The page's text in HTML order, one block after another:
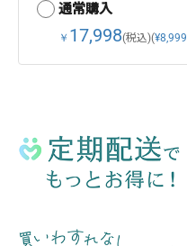
通常購入
￥ 17,998(税込)(¥8,999